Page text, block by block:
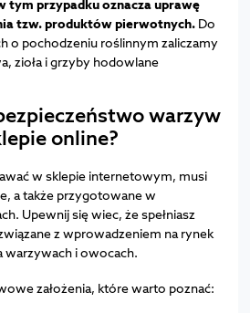
tym przypadku oznacza uprawę
tzw. produktów pierwotnych.Do
o pochodzeniu roślinnym zaliczamy
zioła i grzyby hodowlane
warzyw
online?
w sklepie internetowym, musi
a także przygotowane w
Upewnij się wiec, że spełniasz
z wprowadzeniem na rynek
i owocach.
założenia, które warto poznać: